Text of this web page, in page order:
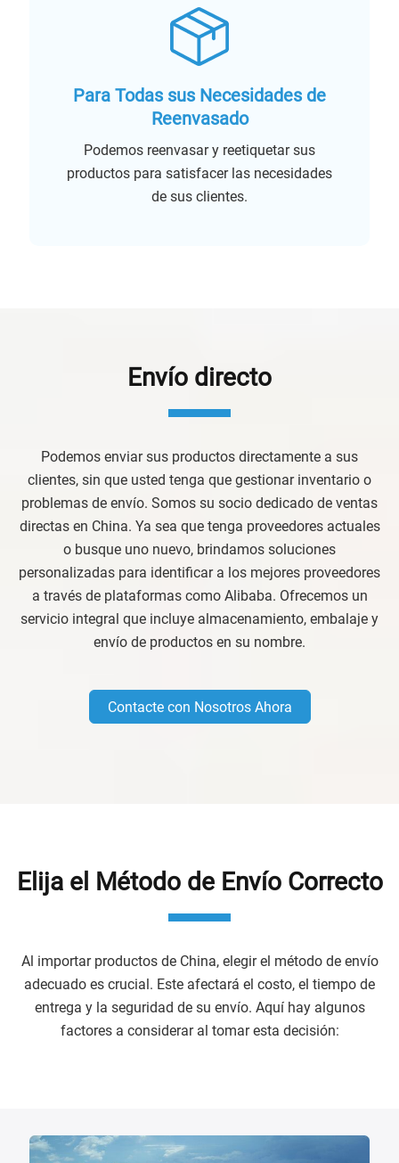
Para Todas sus Necesidades de
Reenvasado
Podemos reenvasar y reetiquetar sus
productos para satisfacer las necesidades
de sus clientes.
Envío directo
Podemos enviar sus productos directamente a sus
clientes, sin que usted tenga que gestionar inventario o
problemas de envío. Somos su socio dedicado de ventas
directas en China. Ya sea que tenga proveedores actuales
o busque uno nuevo, brindamos soluciones
personalizadas para identificar a los mejores proveedores
a través de plataformas como Alibaba. Ofrecemos un
servicio integral que incluye almacenamiento, embalaje y
envío de productos en su nombre.
Contacte con Nosotros Ahora
Elija el Método de Envío Correcto
Al importar productos de China, elegir el método de envío
adecuado es crucial. Este afectará el costo, el tiempo de
entrega y la seguridad de su envío. Aquí hay algunos
factores a considerar al tomar esta decisión: